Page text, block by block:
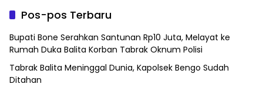
Pos-pos Terbaru
Bupati Bone Serahkan Santunan Rp10 Juta, Melayat ke
Rumah Duka Balita Korban Tabrak Oknum Polisi
Tabrak Balita Meninggal Dunia, Kapolsek Bengo Sudah
Ditahan